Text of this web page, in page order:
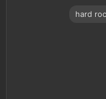
hard